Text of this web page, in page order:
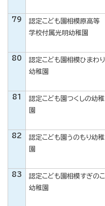
79
認定こども園相模原高等
学校付属光明幼稚園
80
認定こども園相模ひまわり
幼稚園
81
認定こども園つくしの幼稚
園
82
認定こども園うのもり幼稚
園
83
認定こども園相模すぎのこ
幼稚園